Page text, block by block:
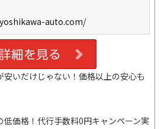
安いだけじゃない！価格以上の安心も
低価格！代行手数料0円キャンペーン実
auto.com/